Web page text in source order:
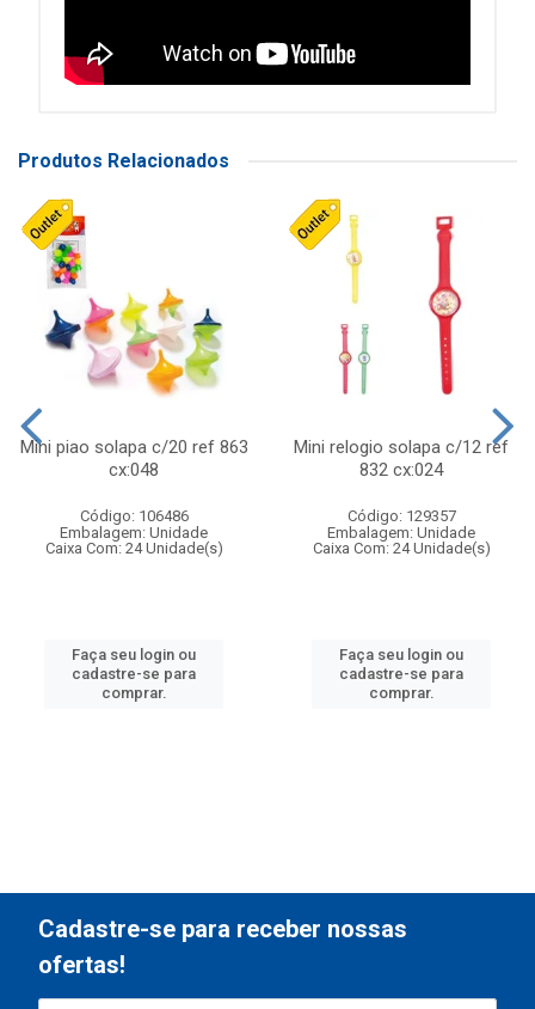
Produtos Relacionados
Mini piao solapa c/20 ref 863
cx:048
Código: 106486
Embalagem: Unidade
Caixa Com: 24 Unidade(s)
Faça seu login ou
cadastre-se para
comprar.
Mini relogio solapa c/12 ref
832 cx:024
Código: 129357
Embalagem: Unidade
Caixa Com: 24 Unidade(s)
Faça seu login ou
cadastre-se para
comprar.
Cadastre-se para receber nossas
ofertas!